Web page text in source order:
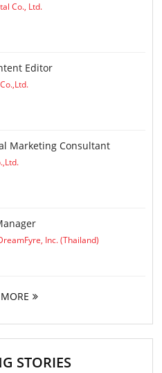
Co., Ltd.
Editor
Marketing Consultant
Inc. (Thailand)
STORIES